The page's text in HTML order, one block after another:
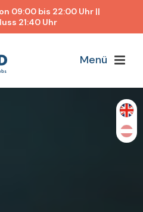
09:00 bis 22:00 Uhr ||
21:40 Uhr